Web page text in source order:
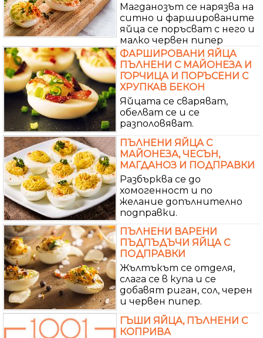
Магданозът се нарязва на
ситно и фаршированите
яйца се поръсват с него и
малко червен пипер
ФАРШИРОВАНИ ЯЙЦА
ПЪЛНЕНИ С МАЙОНЕЗА И
ГОРЧИЦА И ПОРЪСЕНИ С
ХРУПКАВ БЕКОН
Яйцата се сваряват,
обелват се и се
разполовяват.
ПЪЛНЕНИ ЯЙЦА С
МАЙОНЕЗА, ЧЕСЪН,
МАГДАНОЗ И ПОДПРАВКИ
Разбърква се до
хомогенност и по
желание допълнително
подправки.
ПЪЛНЕНИ ВАРЕНИ
ПЪДПЪДЪЧИ ЯЙЦА С
ПОДПРАВКИ
Жълтъкът се отделя,
слага се в купа и се
добавят риган, сол, черен
и червен пипер.
ГЪШИ ЯЙЦА, ПЪЛНЕНИ С
КОПРИВА